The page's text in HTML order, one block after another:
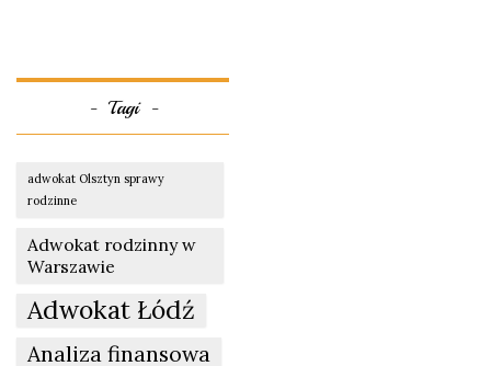
Tagi
adwokat Olsztyn sprawy
rodzinne
Adwokat rodzinny w
Warszawie
Adwokat Łódź
Analiza finansowa